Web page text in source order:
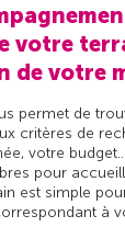
votre
de votre
permet de
critères de
votre
pour
est simple
à